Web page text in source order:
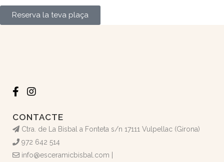
Reserva la teva plaça
CONTACTE
Ctra. de La Bisbal a Fonteta s/n 17111 Vulpellac (Girona)
972 642 514
info@esceramicbisbal.com